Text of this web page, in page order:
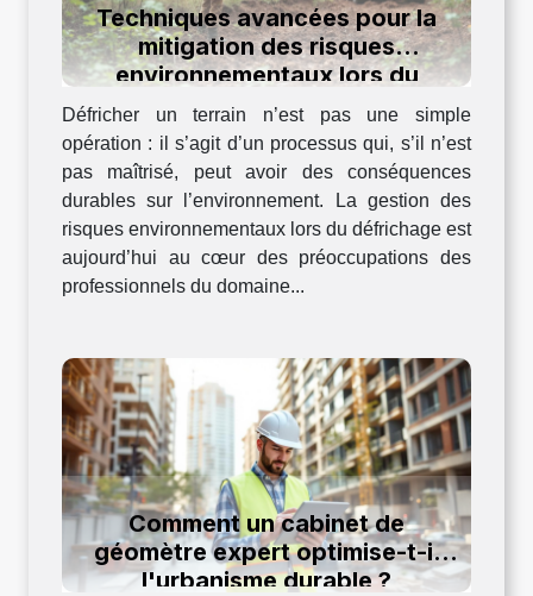
Techniques avancées pour la
mitigation des risques
environnementaux lors du
défrichage
Défricher un terrain n’est pas une simple
opération : il s’agit d’un processus qui, s’il n’est
pas maîtrisé, peut avoir des conséquences
durables sur l’environnement. La gestion des
risques environnementaux lors du défrichage est
aujourd’hui au cœur des préoccupations des
professionnels du domaine...
Comment un cabinet de
géomètre expert optimise-t-il
l'urbanisme durable ?